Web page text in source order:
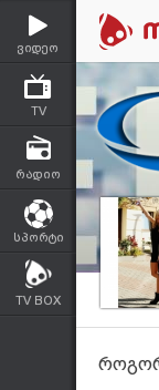
ვიდეო
TV
რადიო
სპორტი
TV BOX